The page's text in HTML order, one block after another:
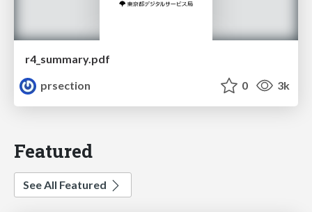
r4_summary.pdf
prsection
0 3k
Featured
See All Featured